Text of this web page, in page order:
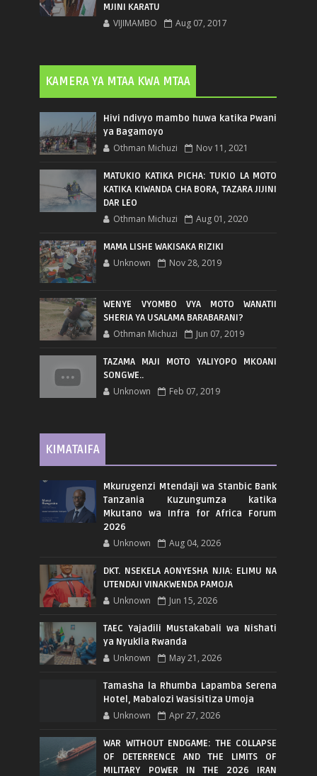
MJINI KARATU
VIJIMAMBO Aug 07, 2017
KAMERA YA MTAA KWA MTAA
Hivi ndivyo mambo huwa katika Pwani
ya Bagamoyo
Othman Michuzi Nov 11, 2021
MATUKIO KATIKA PICHA: TUKIO LA MOTO
KATIKA KIWANDA CHA BORA, TAZARA JIJINI
DAR LEO
Othman Michuzi Aug 01, 2020
MAMA LISHE WAKISAKA RIZIKI
Unknown Nov 28, 2019
WENYE VYOMBO VYA MOTO WANATII
SHERIA YA USALAMA BARABARANI?
Othman Michuzi Jun 07, 2019
TAZAMA MAJI MOTO YALIYOPO MKOANI
SONGWE..
Unknown Feb 07, 2019
KIMATAIFA
Mkurugenzi Mtendaji wa Stanbic Bank
Tanzania Kuzungumza katika
Mkutano wa Infra for Africa Forum
2026
Unknown Aug 04, 2026
DKT. NSEKELA AONYESHA NJIA: ELIMU NA
UTENDAJI VINAKWENDA PAMOJA
Unknown Jun 15, 2026
TAEC Yajadili Mustakabali wa Nishati
ya Nyuklia Rwanda
Unknown May 21, 2026
Tamasha la Rhumba Lapamba Serena
Hotel, Mabalozi Wasisitiza Umoja
Unknown Apr 27, 2026
WAR WITHOUT ENDGAME: THE COLLAPSE
OF DETERRENCE AND THE LIMITS OF
MILITARY POWER IN THE 2026 IRAN